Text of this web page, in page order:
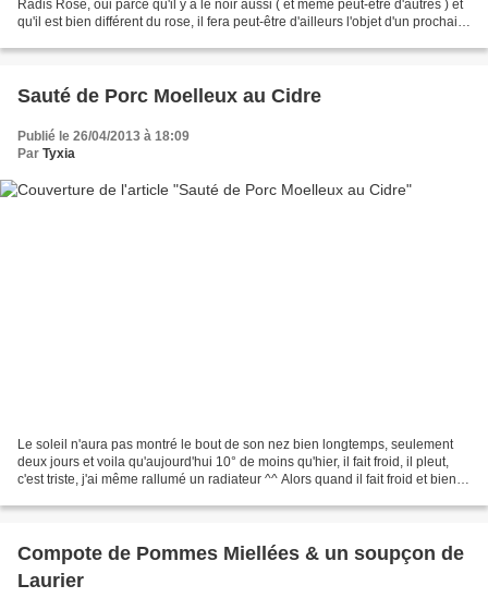
Radis Rose, oui parce qu'il y a le noir aussi ( et même peut-etre d'autres ) et
qu'il est bien différent du rose, il fera peut-être d'ailleurs l'objet d'un prochain
Sauté de Porc Moelleux au Cidre
Publié le 26/04/2013 à 18:09
Par Tyxia
Le soleil n'aura pas montré le bout de son nez bien longtemps, seulement
deux jours et voila qu'aujourd'hui 10° de moins qu'hier, il fait froid, il pleut,
c'est triste, j'ai même rallumé un radiateur ^^ Alors quand il fait froid et bien
Compote de Pommes Miellées & un soupçon de
Laurier